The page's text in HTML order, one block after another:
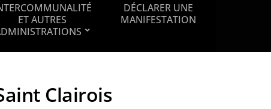
ET AUTRES
DÉCLARER UNE
MANIFESTATION
Clairois